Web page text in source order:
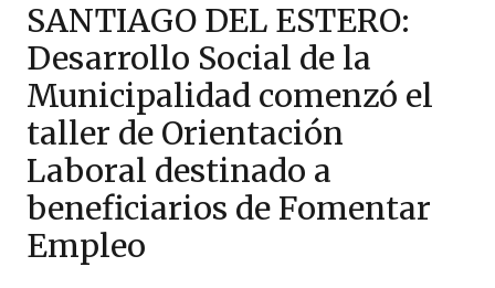
SANTIAGO DEL ESTERO:
Desarrollo Social de la
Municipalidad comenzó el
taller de Orientación
Laboral destinado a
beneficiarios de Fomentar
Empleo